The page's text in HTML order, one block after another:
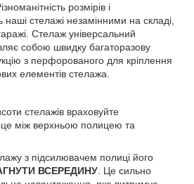
розмірів і
наші стелажі незамінними на складі,
Стелаж універсальний
собою швидку багаторазову
з перфорованого для кріплення
елементів стелажа.
стелажів враховуйте
між верхньою полицею та
з підсилювачем полиці його
ВСЕРЕДИНУ . Це сильно